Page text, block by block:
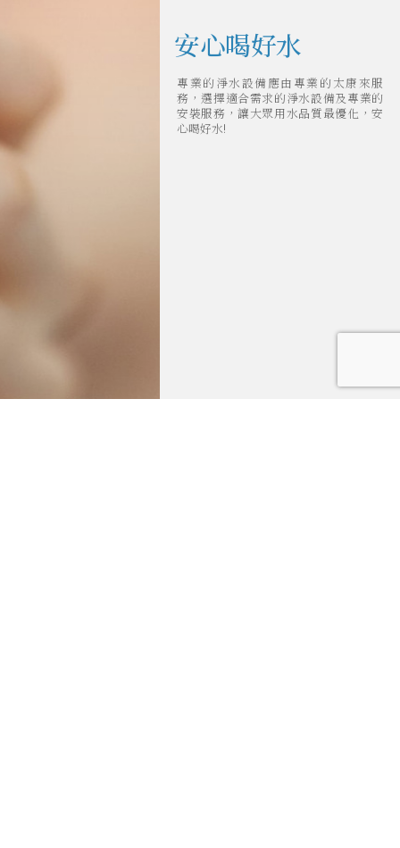
安心喝好水
專業的淨水設備應由專業的太康來服
務，選擇適合需求的淨水設備及專業的
安裝服務，讓大眾用水品質最優化，安
心喝好水!